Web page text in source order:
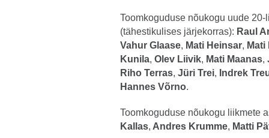
Toomkoguduse nõukogu uude
(tähestikulises järjekorras): Raul
Vahur Glaase, Mati Heinsar, Mati
Kunila, Olev Liivik, Mati Maanas,
Riho Terras, Jüri Trei, Indrek
Hannes Võrno.
Toomkoguduse nõukogu liikmete
Kallas, Andres Krumme, Matti